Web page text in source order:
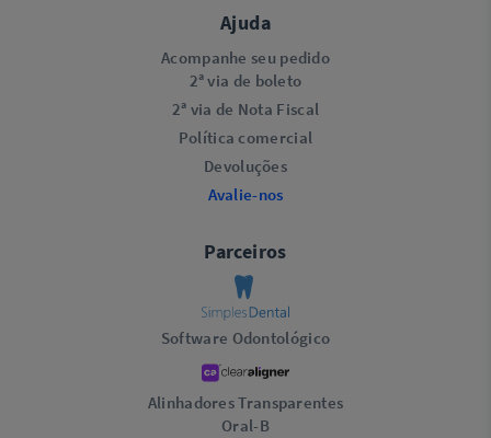
Ajuda
Acompanhe seu pedido
2ª via de boleto
2ª via de Nota Fiscal
Política comercial
Devoluções
Avalie-nos
Parceiros
Software Odontológico
Alinhadores Transparentes
Oral-B